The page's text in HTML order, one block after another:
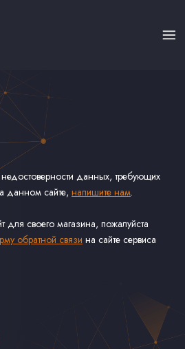
данных, требующих
данном сайте, напишите нам.
для своего магазина, пожалуйста
обратной связи на сайте сервиса
В Наличии